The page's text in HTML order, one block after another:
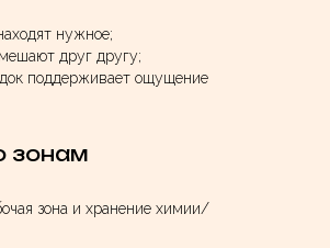
нужное;
друг другу;
поддерживает ощущение
зонам
зона и хранение химии/